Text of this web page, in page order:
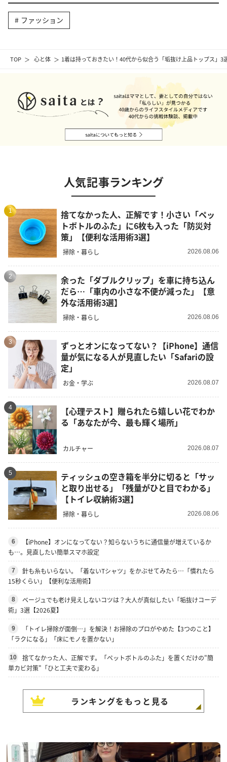
TOP 心と体 1着は持っておきたい！40代から似合う「垢抜け上品トップス」
ファッション
人気記事ランキング
1
捨てなかった人、正解です！小さい「ペッ
トボトルのふた」に6枚も入った「防災対
策」【便利な活用術3選】
掃除・暮らし 2026.08.06
2
余った「ダブルクリップ」を車に持ち込ん
だら…「車内の小さな不便が減った」【意
外な活用術3選】
掃除・暮らし 2026.08.06
3
ずっとオンになってない？【iPhone】通信
量が気になる人が見直したい「Safariの設
定」
お金・学ぶ 2026.08.07
4
【心理テスト】贈られたら嬉しい花でわか
る「あなたが今、最も輝く場所」
カルチャー 2026.08.07
5
ティッシュの空き箱を半分に切ると「サッ
と取り出せる」「残量がひと目でわかる」
【トイレ収納術3選】
掃除・暮らし 2026.08.06
6
【iPhone】オンになってない？知らないうちに通信量が増えているか
も…。見直したい簡単スマホ設定
7
針も糸もいらない。「着ないTシャツ」をかぶせてみたら…「慣れたら
15秒くらい」【便利な活用術】
8
ベージュでも老け見えしないコツは？大人が真似したい「垢抜けコーデ
術」3選【2026夏】
9
「トイレ掃除が面倒…」を解決！お掃除のプロがやめた【3つのこと】
「ラクになる」「床にモノを置かない」
10
捨てなかった人、正解です。「ペットボトルのふた」を置くだけの"簡
単カビ対策"「ひと工夫で変わる」
ランキングをもっと見る